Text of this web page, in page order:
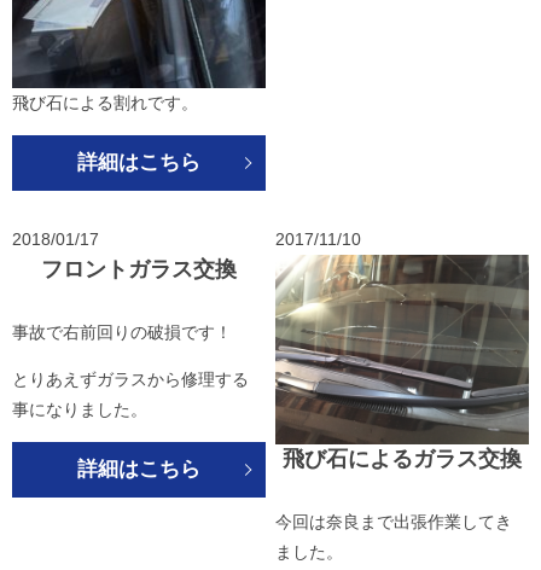
飛び石による割れです。
詳細はこちら
2018/01/17
フロントガラス交換
事故で右前回りの破損です！
とりあえずガラスから修理する
事になりました。
詳細はこちら
2017/11/10
飛び石によるガラス交換
今回は奈良まで出張作業してき
ました。